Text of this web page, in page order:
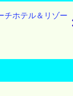
チホテル＆リゾー